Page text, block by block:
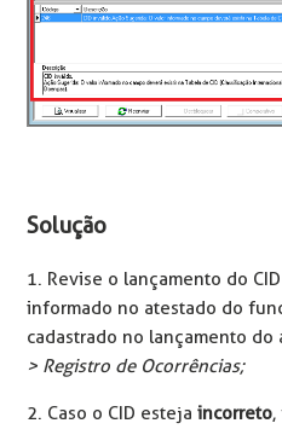
Solução
1. Revise o lançamento do
informado no atestado do
cadastrado no lançamento do
> Registro de Ocorrências;
2. Caso o CID estejaincorreto,